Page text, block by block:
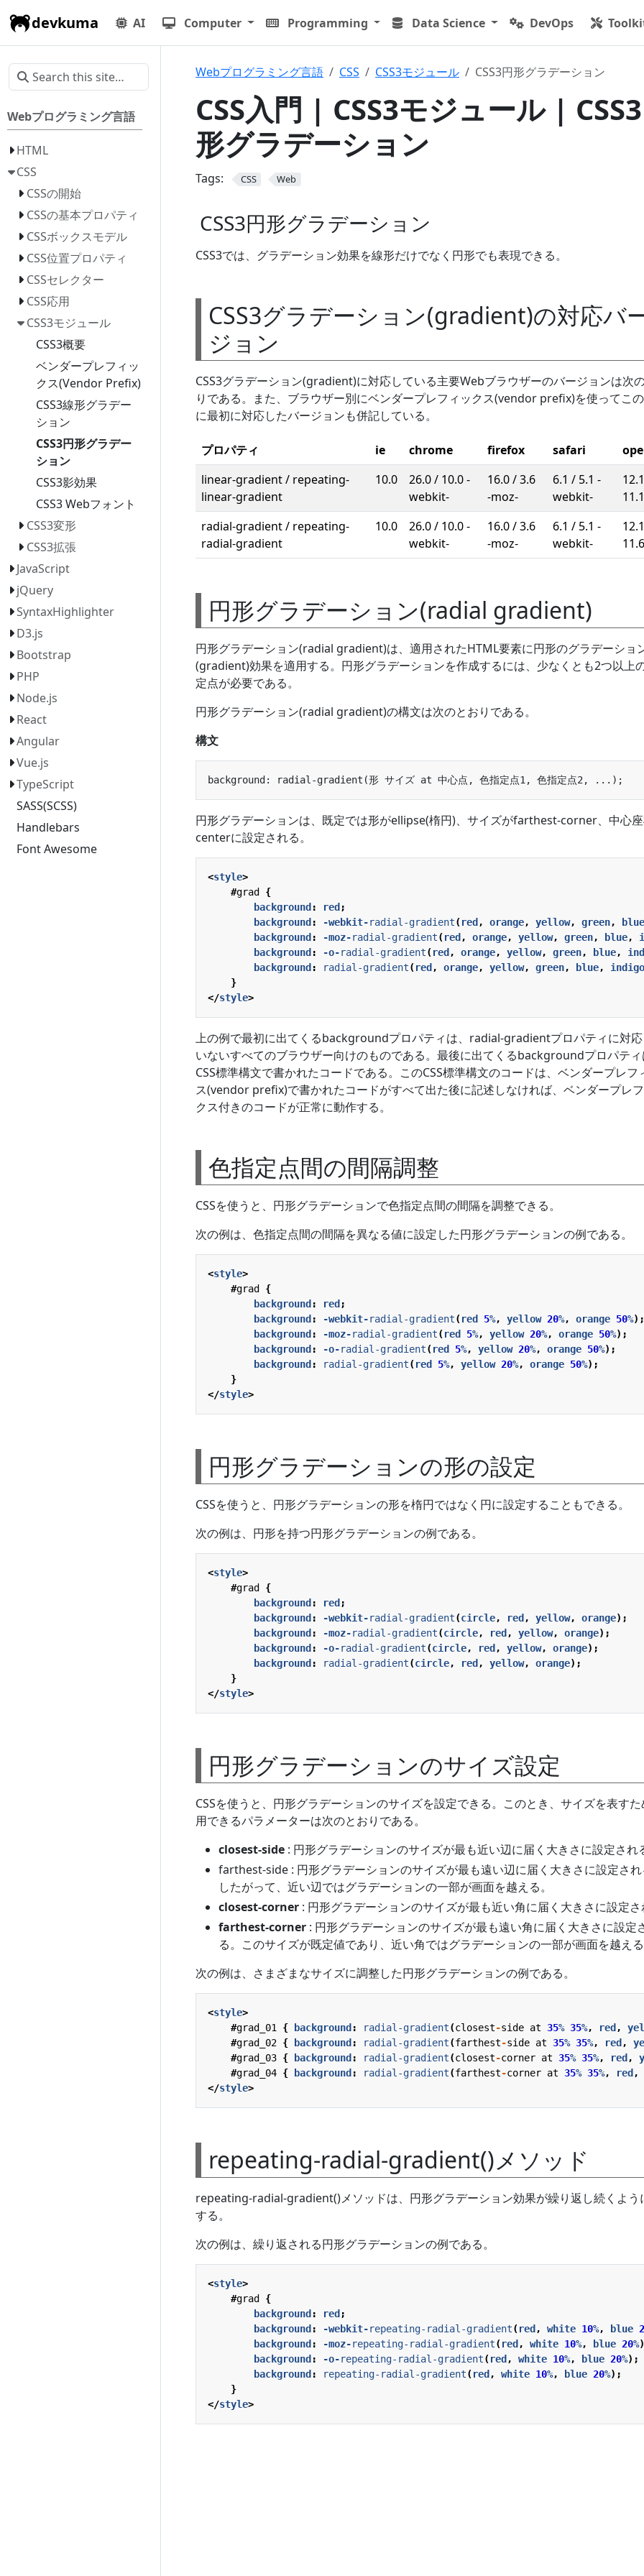
devkuma AI Computer Programming Data Science DevOps
Webプログラミング言語
HTML
CSS
CSSの開始
CSSの基本プロパティ
CSSボックスモデル
CSS位置プロパティ
CSSセレクター
CSS応用
CSS3モジュール
CSS3概要
ベンダープレフィッ
クス(Vendor Prefix)
CSS3線形グラデー
ション
CSS3円形グラデー
ション
CSS3影効果
CSS3 Webフォント
CSS3変形
CSS3拡張
JavaScript
jQuery
SyntaxHighlighter
D3.js
Bootstrap
PHP
Node.js
React
Angular
Vue.js
TypeScript
SASS(SCSS)
Handlebars
Font Awesome
Webプログラミング言語 CSS CSS3モジュール CSS3円形グラデーション
CSS入門 | CSS3モジュール |
形グラデーション
Tags: CSS Web
CSS3円形グラデーション
CSS3では、グラデーション効果を線形だけでなく円形でも表現できる。
CSS3グラデーション(gradient)の対応バ
ジョン
CSS3グラデーション(gradient)に対応している主要Webブラウザーのバージョンは次
りである。また、ブラウザー別にベンダープレフィックス(vendor prefix)を使ってこ
に最初に対応したバージョンも併記している。
プロパティ ie chrome firefox safari
linear-gradient / repeating-
linear-gradient
10.0
26.0 / 10.0 -
webkit-
16.0 / 3.6
-moz-
6.1 / 5.1 -
webkit-
radial-gradient / repeating-
radial-gradient
10.0
26.0 / 10.0 -
webkit-
16.0 / 3.6
-moz-
6.1 / 5.1 -
webkit-
円形グラデーション(radial gradient)
円形グラデーション(radial gradient)は、適用されたHTML要素に円形のグラデーショ
(gradient)効果を適用する。円形グラデーションを作成するには、少なくとも2つ以上
定点が必要である。
円形グラデーション(radial gradient)の構文は次のとおりである。
構文
円形グラデーションは、既定では形がellipse(楕円)、サイズがfarthest-corner、中心
centerに設定される。
<style>
#grad
{
background : red ;
background : -webkit-radial-gradient(red , orange, yellow, green,
blue
background : -moz-radial-gradient(red , orange, yellow, green, blue,
background : -o-radial-gradient(red , orange, yellow, green, blue,
background : radial-gradient(red , orange, yellow, green, blue,
indigo
}
</style>
上の例で最初に出てくるbackgroundプロパティは、radial-gradientプロパティに対
いないすべてのブラウザー向けのものである。最後に出てくるbackgroundプロパテ
CSS標準構文で書かれたコードである。このCSS標準構文のコードは、ベンダープレフ
ス(vendor prefix)で書かれたコードがすべて出た後に記述しなければ、ベンダープレ
クス付きのコードが正常に動作する。
色指定点間の間隔調整
CSSを使うと、円形グラデーションで色指定点間の間隔を調整できる。
次の例は、色指定点間の間隔を異なる値に設定した円形グラデーションの例である。
<style>
#grad
{
background : red ;
background : -webkit-radial-gradient(red 5%, yellow 20%, orange 50%);
background : -moz-radial-gradient(red 5%, yellow 20%, orange 50%);
background : -o-radial-gradient(red 5%, yellow 20%, orange 50%);
background : radial-gradient(red 5%, yellow 20%, orange 50%);
}
</style>
円形グラデーションの形の設定
CSSを使うと、円形グラデーションの形を楕円ではなく円に設定することもできる。
次の例は、円形を持つ円形グラデーションの例である。
<style>
#grad
{
background : red ;
background : -webkit-radial-gradient(circle, red , yellow, orange);
background : -moz-radial-gradient(circle, red , yellow, orange);
background : -o-radial-gradient(circle, red , yellow, orange);
background : radial-gradient(circle, red , yellow, orange);
}
</style>
円形グラデーションのサイズ設定
CSSを使うと、円形グラデーションのサイズを設定できる。このとき、サイズを表す
用できるパラメーターは次のとおりである。
closest-side : 円形グラデーションのサイズが最も近い辺に届く大きさに設定され
farthest-side : 円形グラデーションのサイズが最も遠い辺に届く大きさに設定さ
したがって、近い辺ではグラデーションの一部が画面を越える。
closest-corner : 円形グラデーションのサイズが最も近い角に届く大きさに設定
farthest-corner : 円形グラデーションのサイズが最も遠い角に届く大きさに設定
る。このサイズが既定値であり、近い角ではグラデーションの一部が画面を越え
次の例は、さまざまなサイズに調整した円形グラデーションの例である。
<style>
#grad_01 { background : radial-gradient(closest-side at 35% 35%, red ,
#grad_02 { background : radial-gradient(farthest-side at 35% 35%, red ,
#grad_03 { background : radial-gradient(closest-corner at 35% 35%, red ,
#grad_04 { background : radial-gradient(farthest-corner at 35% 35%, red ,
</style>
repeating-radial-gradient()メソッド
repeating-radial-gradient()メソッドは、円形グラデーション効果が繰り返し続くよう
する。
次の例は、繰り返される円形グラデーションの例である。
<style>
#grad
{
background : red ;
background : -webkit-repeating-radial-gradient(red , white 10%, blue
background : -moz-repeating-radial-gradient(red , white 10%, blue 20%
background : -o-repeating-radial-gradient(red , white 10%, blue 20%);
background : repeating-radial-gradient(red , white 10%, blue 20%);
}
</style>